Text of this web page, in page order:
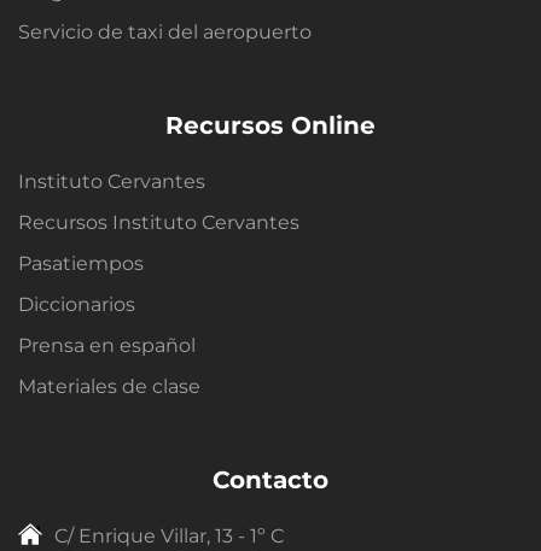
Servicio de taxi del aeropuerto
Recursos Online
Instituto Cervantes
Recursos Instituto Cervantes
Pasatiempos
Diccionarios
Prensa en español
Materiales de clase
Contacto
C/ Enrique Villar, 13 - 1º C